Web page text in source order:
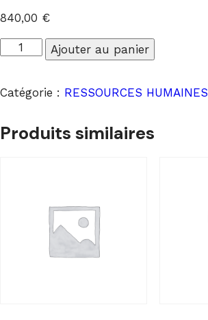
840,00 €
quantité
l'intelligence
dans
Ajouter au panier
Catégorie : RESSOURCES HUMAINES
Produits similaires